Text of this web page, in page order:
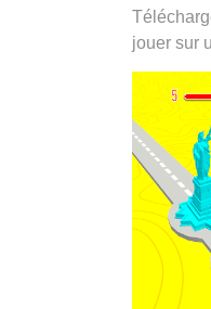
plus
jouer sur